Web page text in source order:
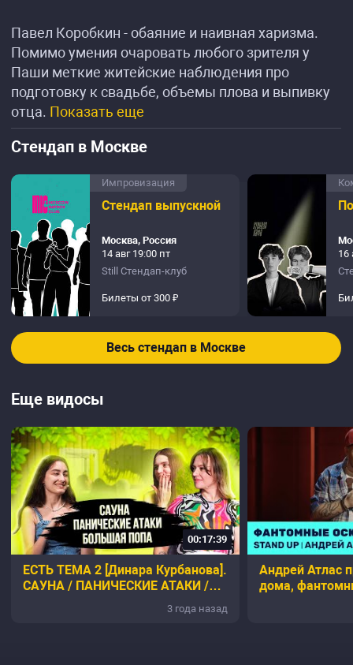
Павел Коробкин - обаяние и наивная харизма.
Помимо умения очаровать любого зрителя у
Паши меткие житейские наблюдения про
подготовку к свадьбе, объемы плова и выпивку
отца. Показать еще
Стендап в Москве
Импровизация
Стендап выпускной
Москва, Россия
14 авг 19:00 пт
Still Стендап-клуб
Билеты от 300 ₽
16
Весь стендап в Москве
Еще видосы
00:17:39
ЕСТЬ ТЕМА 2 [Динара Курбанова].
САУНА / ПАНИЧЕСКИЕ АТАКИ /
3 года назад
Андрей Атлас
дома,